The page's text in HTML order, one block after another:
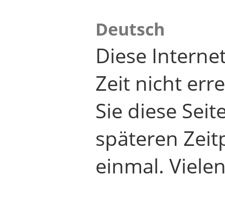
Deutsch
Diese
Zeit nicht
Sie diese
späteren
einmal.